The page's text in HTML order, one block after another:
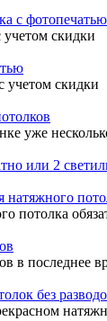
с фотопечатью
скидки
учетом скидки
уже
или 2
натяжного
потолка
в последнее
без